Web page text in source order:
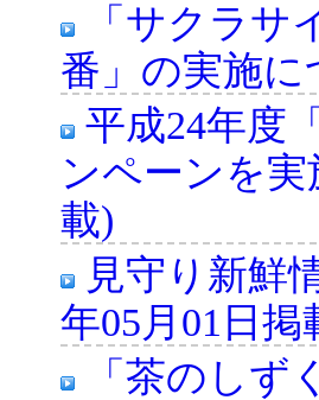
「サクラサ
番」の実施に
平成24年度
ンペーンを実
載)
見守り新鮮
年05月01日掲
「茶のしず